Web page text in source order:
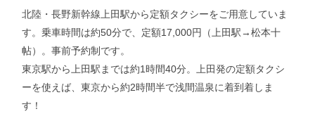
北陸・長野新幹線上田駅から定額タクシーをご用意していま
す。乗車時間は約50分で、定額17,000円（上田駅→松本十
帖）。事前予約制です。
東京駅から上田駅までは約1時間40分。上田発の定額タクシ
ーを使えば、東京から約2時間半で浅間温泉に着到着しま
す！